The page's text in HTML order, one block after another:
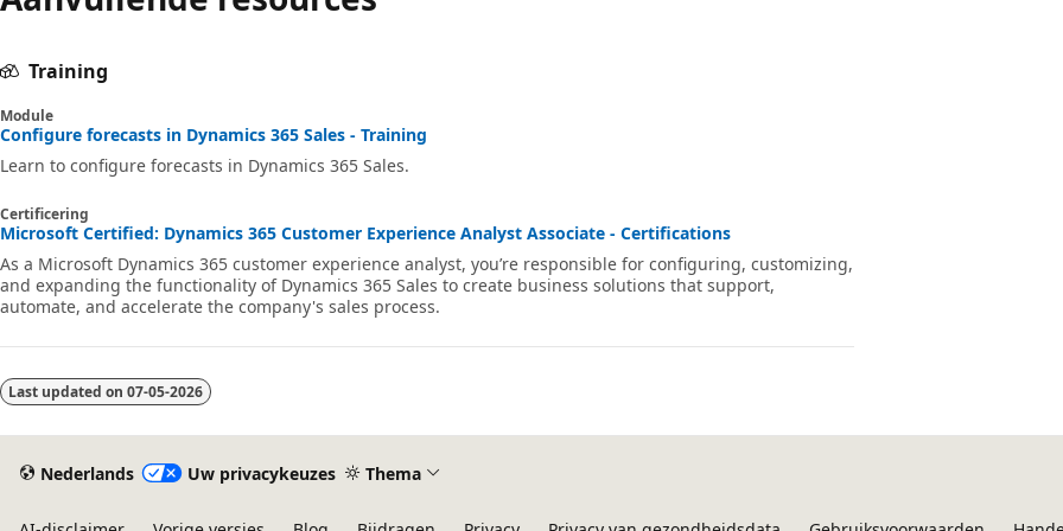
Training
Module
Configure forecasts in Dynamics 365 Sales - Training
Learn to configure forecasts in Dynamics 365 Sales.
Certificering
Microsoft Certified: Dynamics 365 Customer Experience Analyst Associate - Certifications
As a Microsoft Dynamics 365 customer experience analyst, you’re responsible for configuring, customizing,
and expanding the functionality of Dynamics 365 Sales to create business solutions that support,
automate, and accelerate the company's sales process.
Last updated on 07-05-2026
Nederlands Uw privacykeuzes Thema